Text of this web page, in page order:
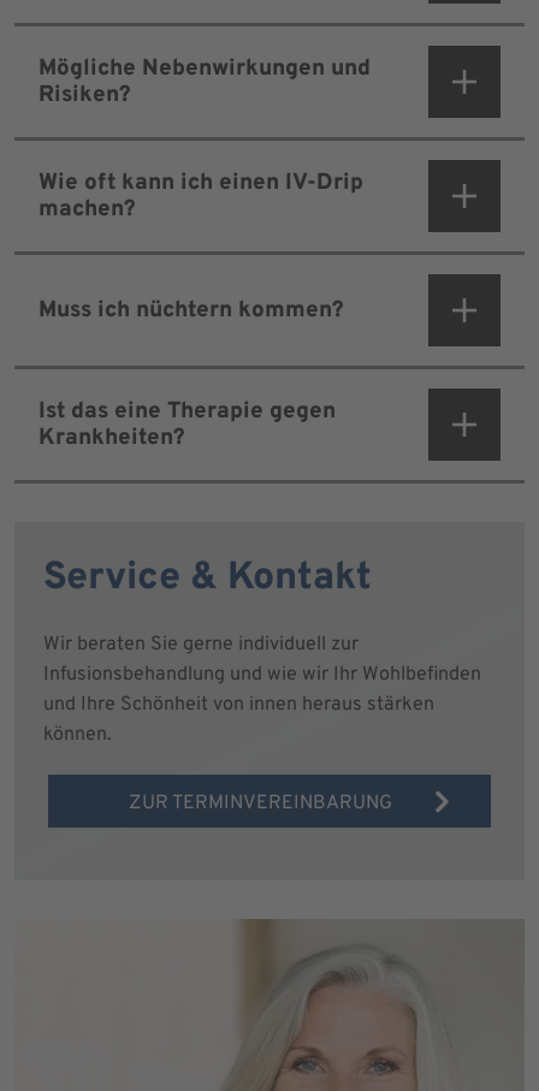
Mögliche Nebenwirkungen und
Risiken?
Wie oft kann ich einen IV-Drip
machen?
Muss ich nüchtern kommen?
Ist das eine Therapie gegen
Krankheiten?
Service & Kontakt
Wir beraten Sie gerne individuell zur
Infusionsbehandlung und wie wir Ihr Wohlbefinden
und Ihre Schönheit von innen heraus stärken
können.
ZUR TERMINVEREINBARUNG